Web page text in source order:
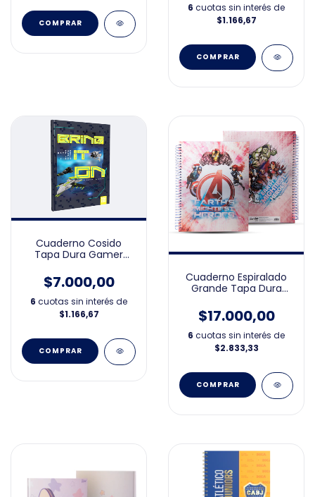
COMPRAR
6 cuotas sin interés de
$1.166,67
COMPRAR
Cuaderno Cosido
Tapa Dura Gamer
$7.000,00
6 cuotas sin interés de
$1.166,67
Cuaderno Espiralado
Grande Tapa Dura
$17.000,00
6 cuotas sin interés de
$2.833,33